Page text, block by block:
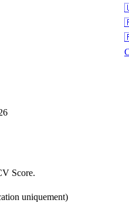
Score.
uniquement)